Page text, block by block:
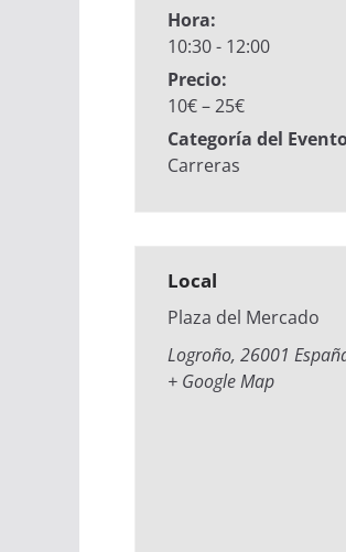
Hora:
10:30 - 12:00
Precio:
10€ – 25€
Categoría del
Carreras
Local
Plaza del Mercado
Logroño, 26001
+ Google Map